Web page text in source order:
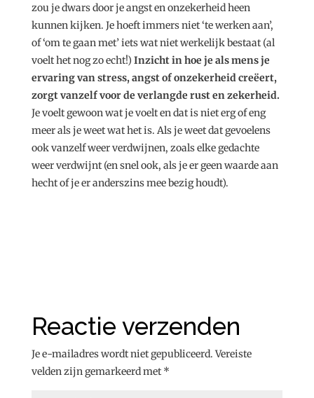
zou je dwars door je angst en onzekerheid heen
kunnen kijken. Je hoeft immers niet ‘te werken aan’,
of ‘om te gaan met’ iets wat niet werkelijk bestaat (al
voelt het nog zo echt!) Inzicht in hoe je als mens je
ervaring van stress, angst of onzekerheid creëert,
zorgt vanzelf voor de verlangde rust en zekerheid.
Je voelt gewoon wat je voelt en dat is niet erg of eng
meer als je weet wat het is. Als je weet dat gevoelens
ook vanzelf weer verdwijnen, zoals elke gedachte
weer verdwijnt (en snel ook, als je er geen waarde aan
hecht of je er anderszins mee bezig houdt).
Reactie verzenden
Je e-mailadres wordt niet gepubliceerd. Vereiste
velden zijn gemarkeerd met *